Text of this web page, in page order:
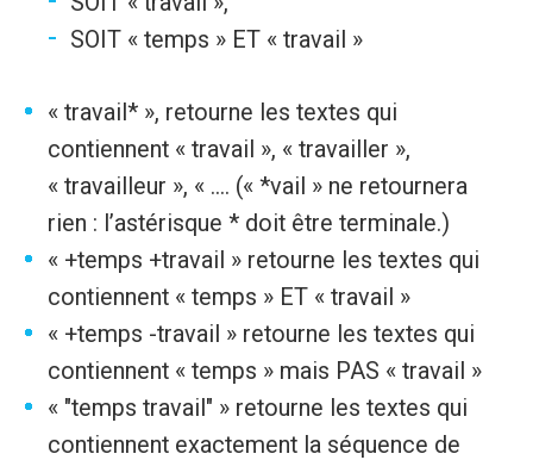
SOIT « temps » ET « travail »
« travail* », retourne les textes qui
contiennent « travail », « travailler »,
« travailleur », « .... (« *vail » ne retournera
rien : l’astérisque * doit être terminale.)
« +temps +travail » retourne les textes qui
contiennent « temps » ET « travail »
« +temps -travail » retourne les textes qui
contiennent « temps » mais PAS « travail »
« "temps travail" » retourne les textes qui
contiennent exactement la séquence de